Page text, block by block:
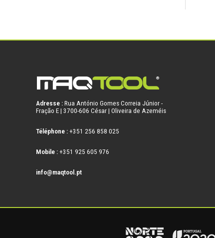
Adresse : Rua António Gomes Correia Júnior -
Fração E | 3700-606 César | Oliveira de Azeméis
Téléphone : +351 256 858 025
Mobile : +351 925 605 976
info@maqtool.pt